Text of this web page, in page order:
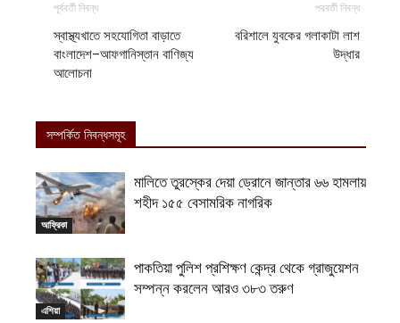
পূর্ববর্তী নিবন্ধ
স্বাস্থ্যখাতে সহযোগিতা বাড়াতে
বাংলাদেশ–আফগানিস্তান বাণিজ্য
আলোচনা
পরবর্তী নিবন্ধ
বরিশালে যুবকের গলাকাটা লাশ
উদ্ধার
সম্পর্কিত নিবন্ধসমূহ
আফ্রিকা
মালিতে তুরস্কের দেয়া ড্রোনে জান্তার ৬৬ হামলায়
শহীদ ১৫৫ বেসামরিক নাগরিক
এশিয়া
পাকতিয়া পুলিশ প্রশিক্ষণ কেন্দ্র থেকে গ্রাজুয়েশন
সম্পন্ন করলেন আরও ৩৮৩ তরুণ